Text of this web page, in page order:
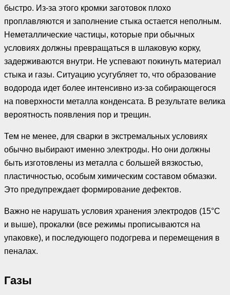
быстро. Из-за этого кромки заготовок плохо
проплавляются и заполнение стыка остается неполным.
Неметаллические частицы, которые при обычных
условиях должны превращаться в шлаковую корку,
задерживаются внутри. Не успевают покинуть материал
стыка и газы. Ситуацию усугубляет то, что образование
водорода идет более интенсивно из-за собирающегося
на поверхности металла конденсата. В результате велика
вероятность появления пор и трещин.
Тем не менее, для сварки в экстремальных условиях
обычно выбирают именно электроды. Но они должны
быть изготовлены из металла с большей вязкостью,
пластичностью, особым химическим составом обмазки.
Это предупреждает формирование дефектов.
Важно не нарушать условия хранения электродов (15°С
и выше), прокалки (все режимы прописываются на
упаковке), и последующего подогрева и перемещения в
пеналах.
Газы